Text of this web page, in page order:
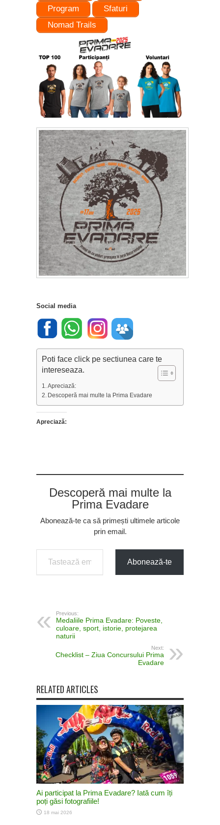
Program
Sfaturi
Nomad Trails
Social media
Poti face click pe sectiunea care te
intereseaza.
Apreciază:
Descoperă mai multe la Prima Evadare
Apreciază:
Descoperă mai multe la
Prima Evadare
Abonează-te ca să primești ultimele articole
prin email.
Tastează emailul tău...
Abonează-te
Previous:
Medaliile Prima Evadare: Poveste,
culoare, sport, istorie, protejarea
naturii
Next:
Checklist – Ziua Concursului Prima
Evadare
RELATED ARTICLES
Ai participat la Prima Evadare? Iată cum îți
poți găsi fotografiile!
18 mai 2026